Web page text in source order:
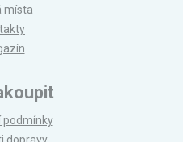
místa
podmínky